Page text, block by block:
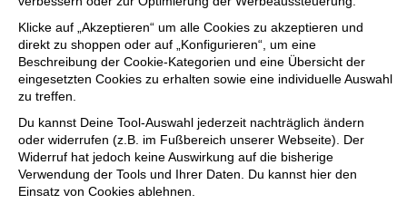
Klicke auf „Akzeptieren“ um alle Cookies zu akzeptieren und
direkt zu shoppen oder auf „Konfigurieren“, um eine
Beschreibung der Cookie-Kategorien und eine Übersicht der
eingesetzten Cookies zu erhalten sowie eine individuelle Auswahl
zu treffen.
Du kannst Deine Tool-Auswahl jederzeit nachträglich ändern
oder widerrufen (z.B. im Fußbereich unserer Webseite). Der
Widerruf hat jedoch keine Auswirkung auf die bisherige
Verwendung der Tools und Ihrer Daten. Du kannst hier den
Einsatz von Cookies ablehnen.